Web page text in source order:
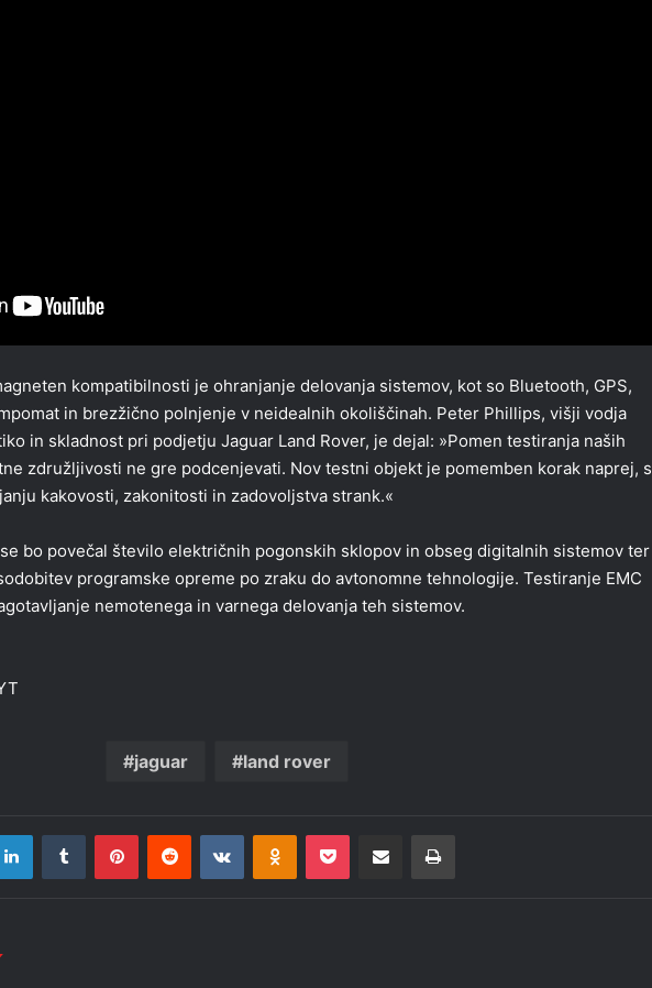
kompatibilnosti je ohranjanje delovanja sistemov, kot so Bluetooth, GPS,
in brezžično polnjenje v neidealnih okoliščinah. Peter Phillips, višji vodja
in skladnost pri podjetju Jaguar Land Rover, je dejal: »Pomen testiranja naših
združljivosti ne gre podcenjevati. Nov testni objekt je pomemben korak naprej, s
kakovosti, zakonitosti in zadovoljstva strank.«
bo povečal število električnih pogonskih sklopov in obseg digitalnih sistemov ter
programske opreme po zraku do avtonomne tehnologije. Testiranje EMC
nemotenega in varnega delovanja teh sistemov.
jaguar land rover
LinkedInTumblr PinterestReddit VKontakteOdnoklassniki
Pocket Deli po epošti Natisni